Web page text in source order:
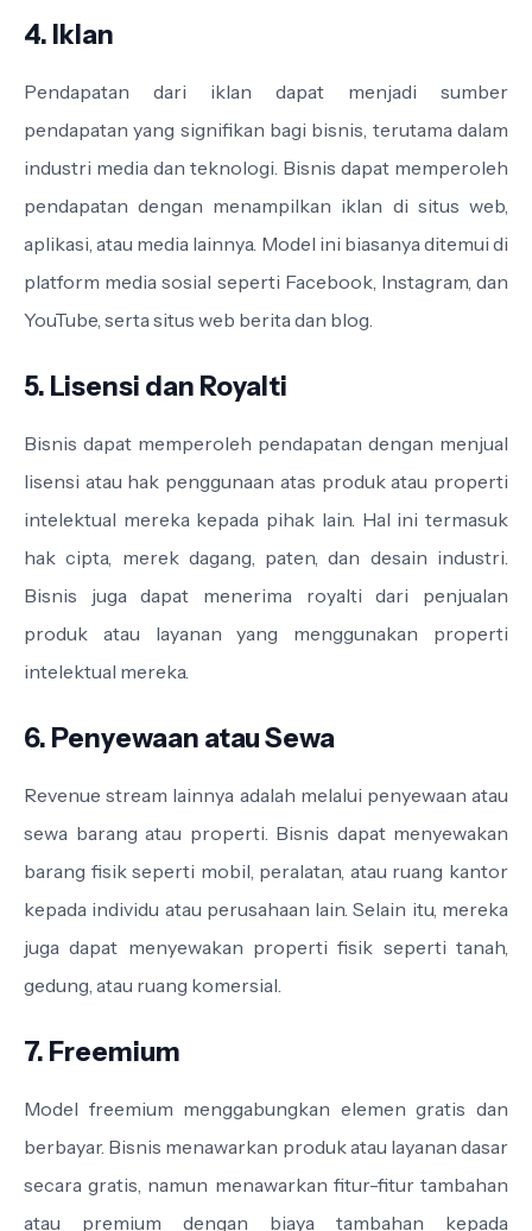
4. Iklan
Pendapatan dari iklan dapat menjadi sumber
pendapatan yang signifikan bagi bisnis, terutama dalam
industri media dan teknologi. Bisnis dapat memperoleh
pendapatan dengan menampilkan iklan di situs web,
aplikasi, atau media lainnya. Model ini biasanya ditemui di
platform media sosial seperti Facebook, Instagram, dan
YouTube, serta situs web berita dan blog.
5. Lisensi dan Royalti
Bisnis dapat memperoleh pendapatan dengan menjual
lisensi atau hak penggunaan atas produk atau properti
intelektual mereka kepada pihak lain. Hal ini termasuk
hak cipta, merek dagang, paten, dan desain industri.
Bisnis juga dapat menerima royalti dari penjualan
produk atau layanan yang menggunakan properti
intelektual mereka.
6. Penyewaan atau Sewa
Revenue stream lainnya adalah melalui penyewaan atau
sewa barang atau properti. Bisnis dapat menyewakan
barang fisik seperti mobil, peralatan, atau ruang kantor
kepada individu atau perusahaan lain. Selain itu, mereka
juga dapat menyewakan properti fisik seperti tanah,
gedung, atau ruang komersial.
7. Freemium
Model freemium menggabungkan elemen gratis dan
berbayar. Bisnis menawarkan produk atau layanan dasar
secara gratis, namun menawarkan fitur-fitur tambahan
atau premium dengan biaya tambahan kepada